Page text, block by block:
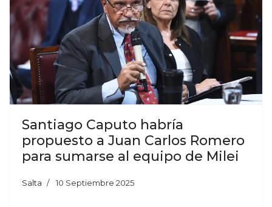
Santiago Caputo habría
propuesto a Juan Carlos Romero
para sumarse al equipo de Milei
Salta 10 Septiembre 2025